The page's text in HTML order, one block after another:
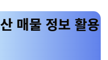
매물 정보 활용